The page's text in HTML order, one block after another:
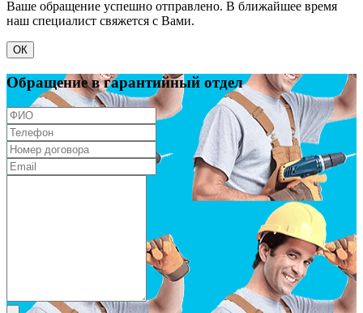
Ваше обращение успешно отправлено. В ближайшее время
наш специалист свяжется с Вами.
ОК
Обращение в гарантийный отдел